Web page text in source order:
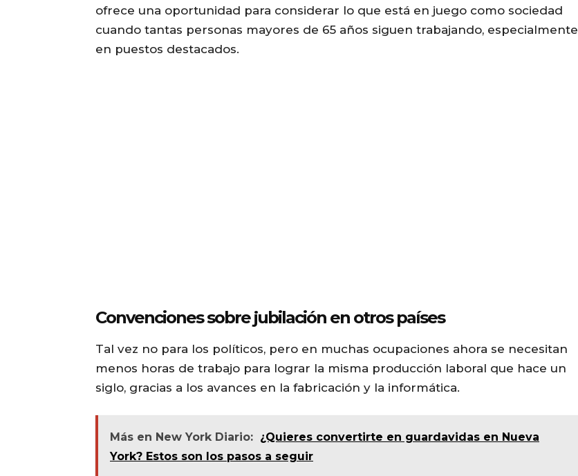
ofrece una oportunidad para considerar lo que está en juego como sociedad
cuando tantas personas mayores de 65 años siguen trabajando, especialmente
en puestos destacados.
Convenciones sobre jubilación en otros países
Tal vez no para los políticos, pero en muchas ocupaciones ahora se necesitan
menos horas de trabajo para lograr la misma producción laboral que hace un
siglo, gracias a los avances en la fabricación y la informática.
Más en New York Diario: ¿Quieres convertirte en guardavidas en Nueva
York? Estos son los pasos a seguir